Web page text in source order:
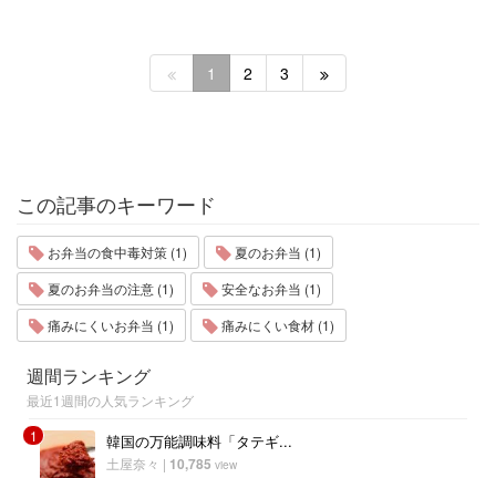
1 2 3
この記事のキーワード
お弁当の食中毒対策 (1)
夏のお弁当 (1)
夏のお弁当の注意 (1)
安全なお弁当 (1)
痛みにくいお弁当 (1)
痛みにくい食材 (1)
週間ランキング
最近1週間の人気ランキング
1
韓国の万能調味料「タテギ...
土屋奈々 | 10,785 view